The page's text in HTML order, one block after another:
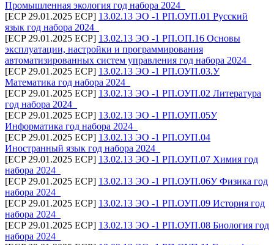
Промышленная экология год набора 2024_
[ECP 29.01.2025 ECP] 13.02.13 ЭО -1 РП.ОУП.01 Русский
язык год набора 2024_
[ECP 29.01.2025 ECP] 13.02.13 ЭО -1 РП.ОП.16 Основы
эксплуатации, настройки и программирования
автоматизированных систем управления год набора 2024_
[ECP 29.01.2025 ECP] 13.02.13 ЭО -1 РП.ОУП.03.У
Математика год набора 2024_
[ECP 29.01.2025 ECP] 13.02.13 ЭО -1 РП.ОУП.02 Литература
год набора 2024_
[ECP 29.01.2025 ECP] 13.02.13 ЭО -1 РП.ОУП.05У
Информатика год набора 2024_
[ECP 29.01.2025 ECP] 13.02.13 ЭО -1 РП.ОУП.04
Иностранный язык год набора 2024_
[ECP 29.01.2025 ECP] 13.02.13 ЭО -1 РП.ОУП.07 Химия год
набора 2024_
[ECP 29.01.2025 ECP] 13.02.13 ЭО -1 РП.ОУП.06У Физика год
набора 2024_
[ECP 29.01.2025 ECP] 13.02.13 ЭО -1 РП.ОУП.09 История год
набора 2024_
[ECP 29.01.2025 ECP] 13.02.13 ЭО -1 РП.ОУП.08 Биология год
набора 2024_